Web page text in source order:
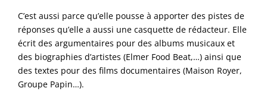
C’est aussi parce qu’elle pousse à apporter des pistes de
réponses qu’elle a aussi une casquette de rédacteur. Elle
écrit des argumentaires pour des albums musicaux et
des biographies d’artistes (Elmer Food Beat,…) ainsi que
des textes pour des films documentaires (Maison Royer,
Groupe Papin…).